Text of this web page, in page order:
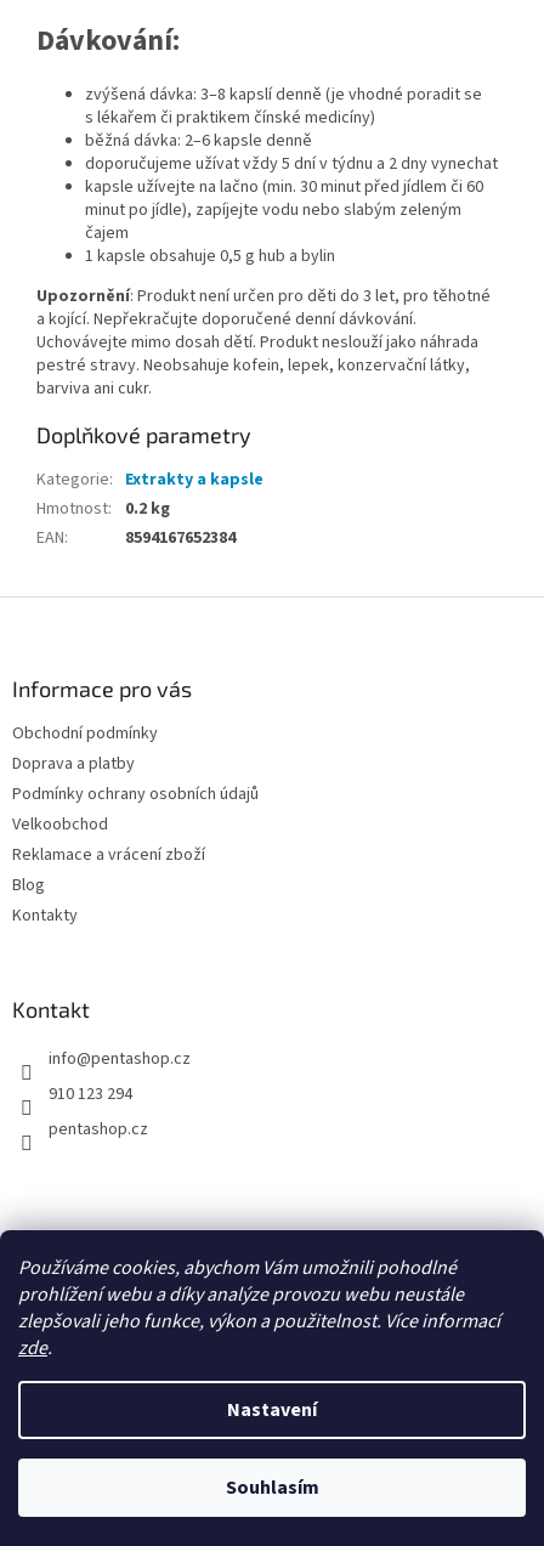
Používáme cookies, abychom Vám umožnili pohodlné
prohlížení webu a díky analýze provozu webu neustále
zlepšovali jeho funkce, výkon a použitelnost. Více informací
zde.
Nastavení
Souhlasím
Z důvodu vysokého počtu objednávek se doba odeslání může
Dávkování:
zvýšená dávka: 3–8 kapslí denně (je vhodné poradit se
s lékařem či praktikem čínské medicíny)
běžná dávka: 2–6 kapsle denně
doporučujeme užívat vždy 5 dní v týdnu a 2 dny vynechat
kapsle užívejte na lačno (min. 30 minut před jídlem či 60
minut po jídle), zapíjejte vodu nebo slabým zeleným
čajem
1 kapsle obsahuje 0,5 g hub a bylin
Upozornění: Produkt není určen pro děti do 3 let, pro těhotné
a kojící. Nepřekračujte doporučené denní dávkování.
Uchovávejte mimo dosah dětí. Produkt neslouží jako náhrada
pestré stravy. Neobsahuje kofein, lepek, konzervační látky,
barviva ani cukr.
Doplňkové parametry
Kategorie: Extrakty a kapsle
Hmotnost:
0.2 kg
EAN: 8594167652384
Informace pro vás
Obchodní podmínky
Doprava a platby
Podmínky ochrany osobních údajů
Velkoobchod
Reklamace a vrácení zboží
Blog
Kontakty
Kontakt
info@pentashop.cz
910 123 294
pentashop.cz
Vytvořil Shoptet
PentaShop.cz. Všechna práva vyhrazena.